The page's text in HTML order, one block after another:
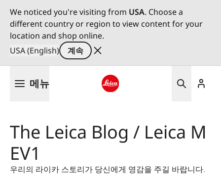
We noticed you're visiting from USA. Choose a
different country or region to view content for your
location and shop online.
USA (English)
계속
메뉴
The Leica Blog / Leica M
EV1
우리의 라이카 스토리가 당신에게 영감을 주길 바랍니다.